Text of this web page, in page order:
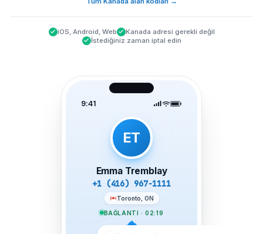
iOS, Android, Web
Kanada adresi gerekli değil
İstediğiniz zaman iptal edin
9:41
ET
Emma Tremblay
+1 (416) 967-1111
Toronto, ON
BAĞLANTI · 02:19